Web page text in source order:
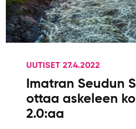
UUTISET 27.4.2022
Imatran Seudun
ottaa askeleen
2.0:aa